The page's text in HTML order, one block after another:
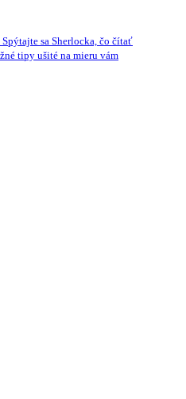
Spýtajte sa Sherlocka, čo čítať
tipy ušité na mieru vám